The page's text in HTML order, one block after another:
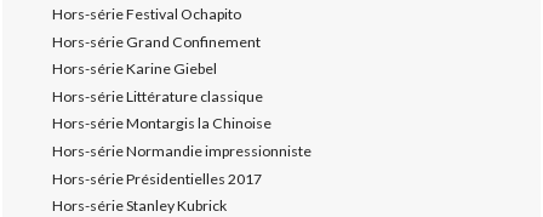
Hors-série Festival Ochapito
Hors-série Grand Confinement
Hors-série Karine Giebel
Hors-série Littérature classique
Hors-série Montargis la Chinoise
Hors-série Normandie impressionniste
Hors-série Présidentielles 2017
Hors-série Stanley Kubrick